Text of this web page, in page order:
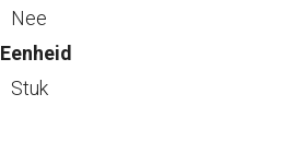
Nee
Eenheid
Stuk